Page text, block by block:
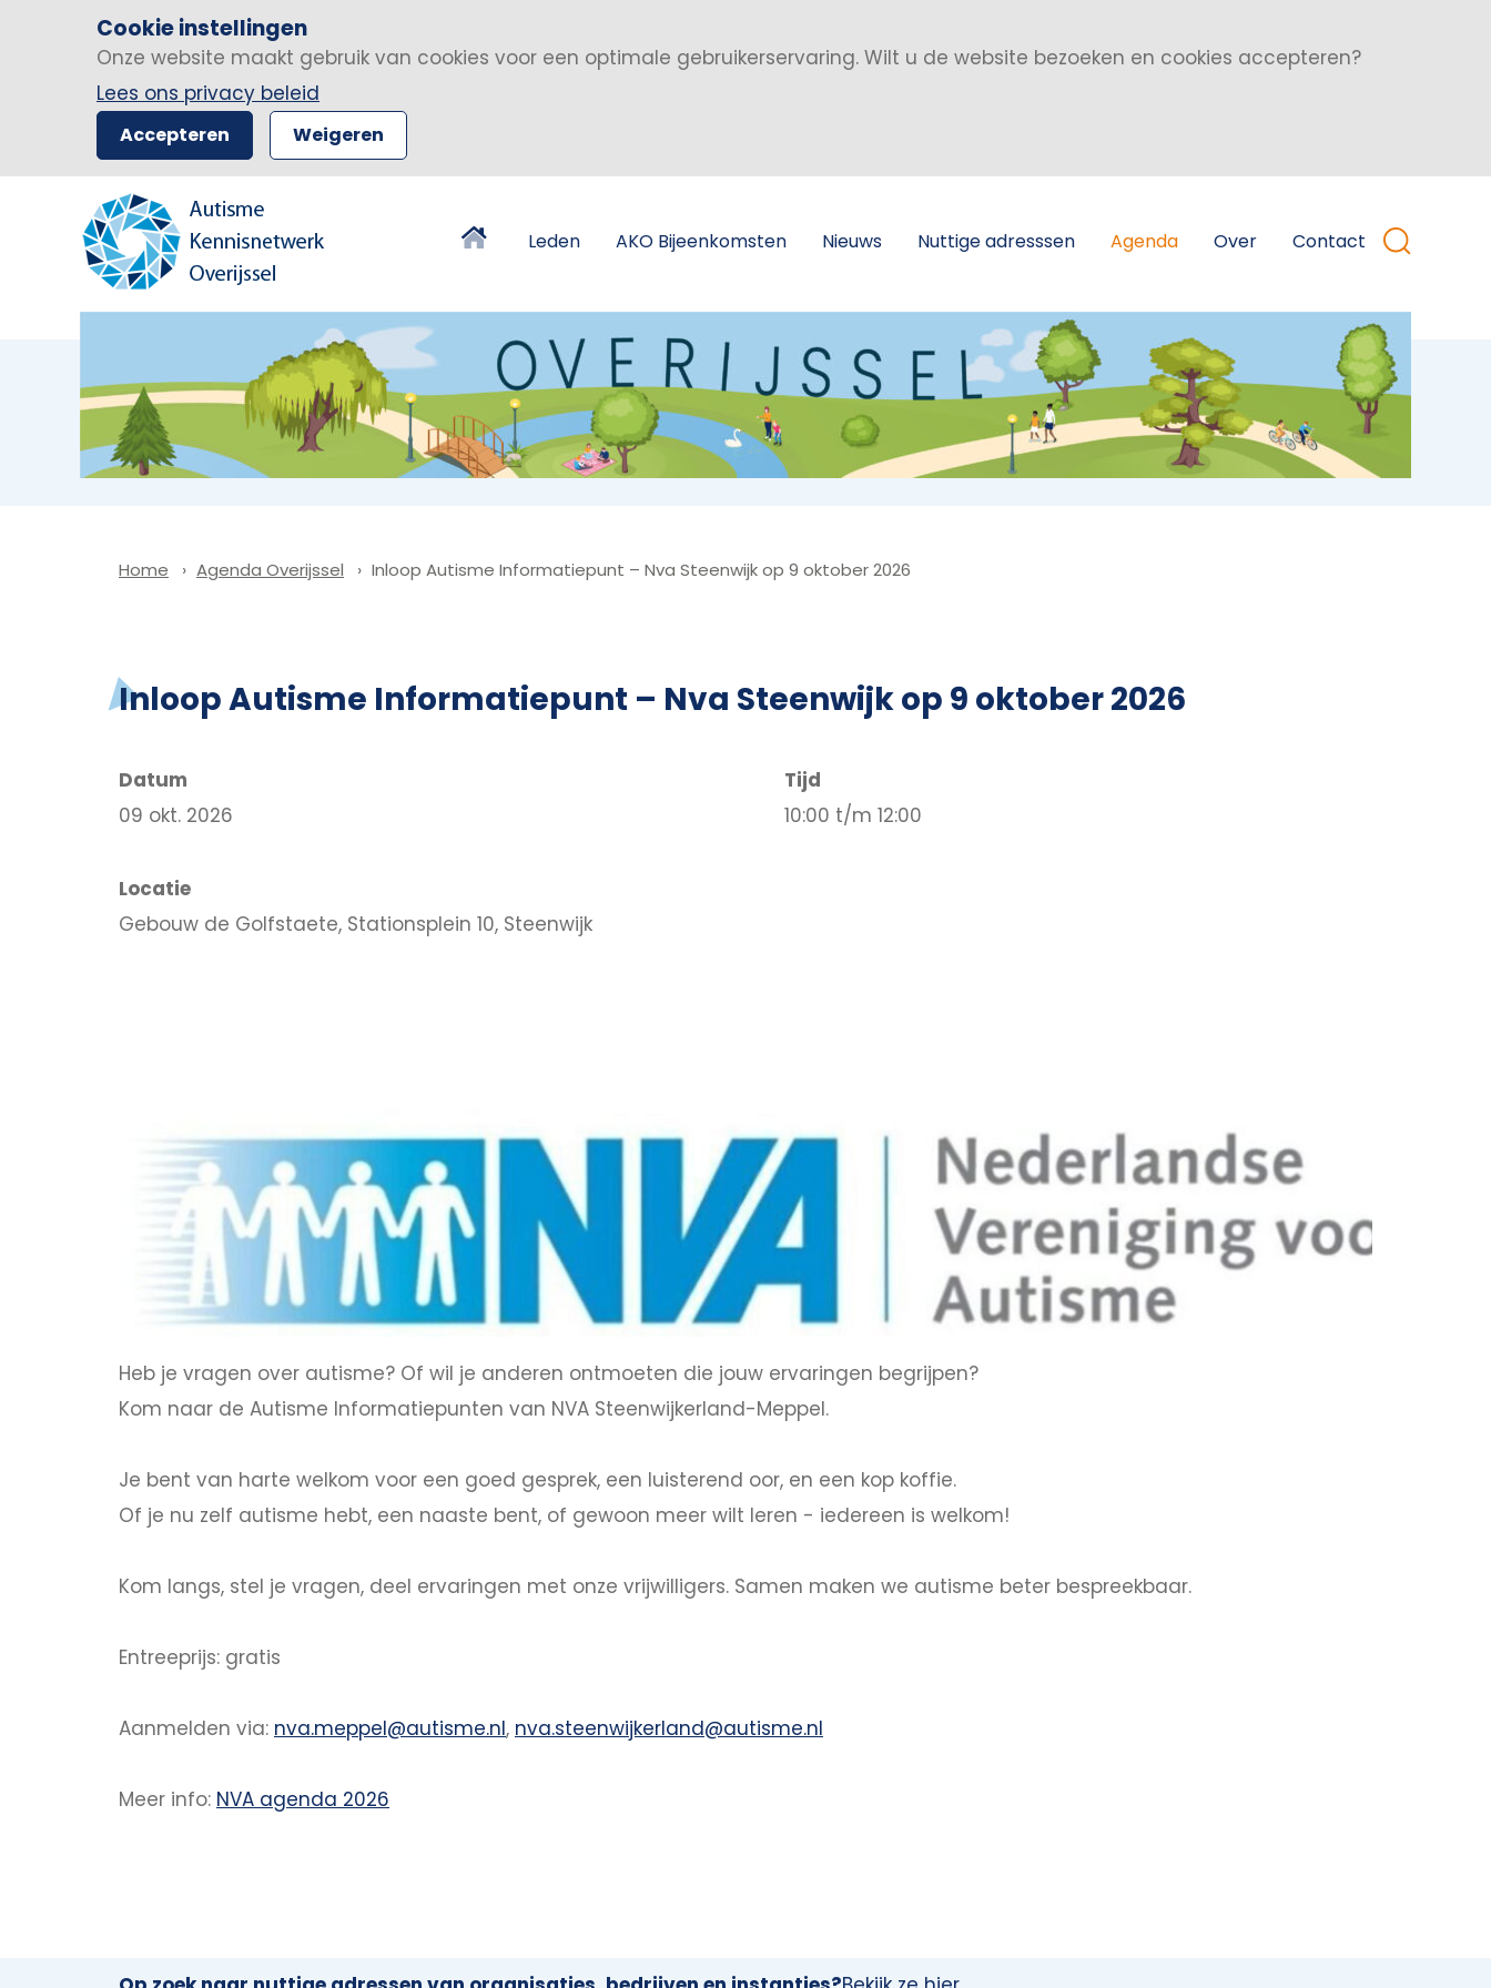
Cookie instellingen
Onze website maakt gebruik van cookies voor een optimale gebruikerservaring. Wilt u de website bezoeken en cookies accepteren?
Lees ons privacy beleid
Accepteren Weigeren
Leden AKO Bijeenkomsten Nieuws Nuttige adresssen Agenda Over Contact
Home Agenda Overijssel Inloop Autisme Informatiepunt – Nva Steenwijk op 9 oktober 2026
Inloop Autisme Informatiepunt – Nva Steenwijk op 9 oktober 2026
Datum
09 okt. 2026
Tijd
10:00 t/m 12:00
Locatie
Gebouw de Golfstaete, Stationsplein 10, Steenwijk
Heb je vragen over autisme? Of wil je anderen ontmoeten die jouw ervaringen begrijpen?
Kom naar de Autisme Informatiepunten van NVA Steenwijkerland-Meppel.
Je bent van harte welkom voor een goed gesprek, een luisterend oor, en een kop koffie.
Of je nu zelf autisme hebt, een naaste bent, of gewoon meer wilt leren - iedereen is welkom!
Kom langs, stel je vragen, deel ervaringen met onze vrijwilligers. Samen maken we autisme beter bespreekbaar.
Entreeprijs: gratis
Aanmelden via: nva.meppel@autisme.nl, nva.steenwijkerland@autisme.nl
Meer info: NVA agenda 2026